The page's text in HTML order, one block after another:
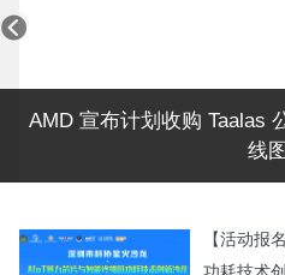
AMD 宣布计划收购 Taalas
线图

【活动报